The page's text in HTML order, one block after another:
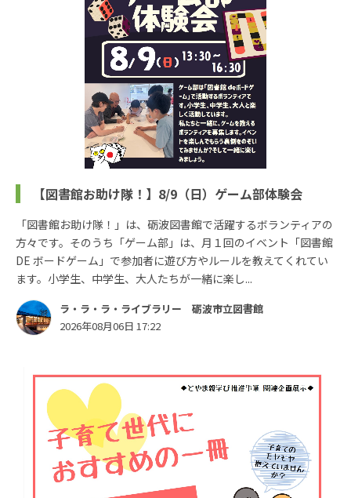
【図書館お助け隊！】8/9（日）ゲーム部体験会
「図書館お助け隊！」は、砺波図書館で活躍するボランティアの
方々です。そのうち「ゲーム部」は、月１回のイベント「図書館
DE ボードゲーム」で参加者に遊び方やルールを教えてくれてい
ます。小学生、中学生、大人たちが一緒に楽し...
ラ・ラ・ラ・ライブラリー 砺波市立図書館
2026年08月06日 17:22